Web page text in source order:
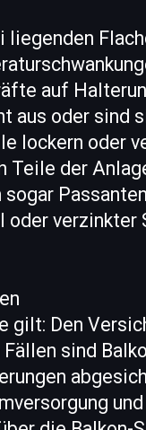
auf
aus oder sind
lockern oder
Teile der
verzinkter
Den
sind